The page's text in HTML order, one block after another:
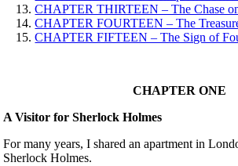
CHAPTER THIRTEEN – The Chase
CHAPTER FOURTEEN – The
CHAPTER FIFTEEN – The Sign of
CHAPTER ONE
A Visitor for Sherlock Holmes
For many years, I shared an apartment in
Sherlock Holmes.